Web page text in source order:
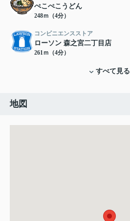
ぺこぺこうどん
248ｍ（4分）
コンビニエンスストア
ローソン 森之宮二丁目店
261ｍ（4分）
すべて見る
地図